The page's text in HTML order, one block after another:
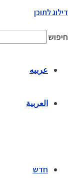
דילוג לתוכן
חיפוש
عربيه
العربية
חדש